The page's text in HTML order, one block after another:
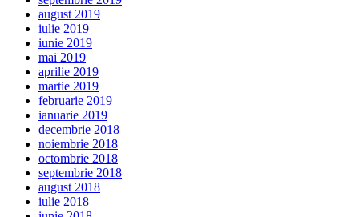
august 2019
iulie 2019
iunie 2019
mai 2019
aprilie 2019
martie 2019
februarie 2019
ianuarie 2019
decembrie 2018
noiembrie 2018
octombrie 2018
septembrie 2018
august 2018
iulie 2018